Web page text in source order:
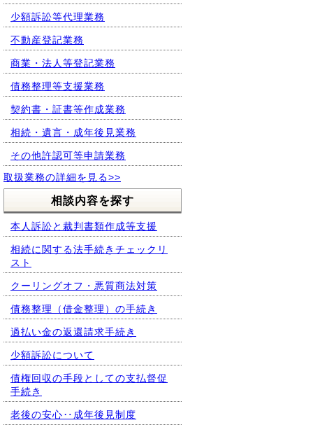
少額訴訟等代理業務
不動産登記業務
商業・法人等登記業務
債務整理等支援業務
契約書・証書等作成業務
相続・遺言・成年後見業務
その他許認可等申請業務
取扱業務の詳細を見る>>
相談内容を探す
本人訴訟と裁判書類作成等支援
相続に関する法手続きチェックリ
スト
クーリングオフ・悪質商法対策
債務整理（借金整理）の手続き
過払い金の返還請求手続き
少額訴訟について
債権回収の手段としての支払督促
手続き
老後の安心‥成年後見制度